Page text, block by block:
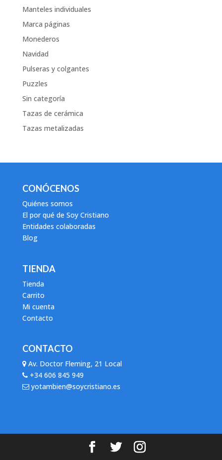
Manteles individuales
Marca páginas
Monederos
Navidad
Pulseras y colgantes
Puzzles
Sin categoría
Tazas de cerámica
Tazas metalizadas
CONÓCENOS
Quiénes somos
El por qué de Soy Cristiano
Entidades colaboradas
Blog
TIENDA
Tienda
Carrito
Mi cuenta
Contacto
CONTACTO
Av. Doctor Fleming, 21 Local
+34 606 845 949
yotambien@soycristiano.es